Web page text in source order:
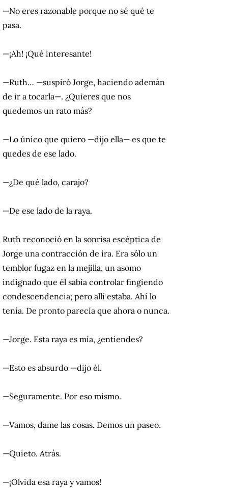
—No eres razonable porque no sé qué te
pasa.
—¡Ah! ¡Qué interesante!
—Ruth… —suspiró Jorge, haciendo ademán
de ir a tocarla—. ¿Quieres que nos
quedemos un rato más?
—Lo único que quiero —dijo ella— es que te
quedes de ese lado.
—¿De qué lado, carajo?
—De ese lado de la raya.
Ruth reconoció en la sonrisa escéptica de
Jorge una contracción de ira. Era sólo un
temblor fugaz en la mejilla, un asomo
indignado que él sabía controlar fingiendo
condescendencia; pero allí estaba. Ahí lo
tenía. De pronto parecía que ahora o nunca.
—Jorge. Esta raya es mía, ¿entiendes?
—Esto es absurdo —dijo él.
—Seguramente. Por eso mismo.
—Vamos, dame las cosas. Demos un paseo.
—Quieto. Atrás.
—¡Olvida esa raya y vamos!